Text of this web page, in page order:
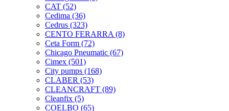
CAT (52)
Cedima (36)
Cedrus (323)
CENTO FERARRA (8)
Ceta Form (72)
Chicago Pneumatic (67)
Cimex (501)
City pumps (168)
CLABER (53)
CLEANCRAFT (89)
Cleanfix (5)
COELBO (65)